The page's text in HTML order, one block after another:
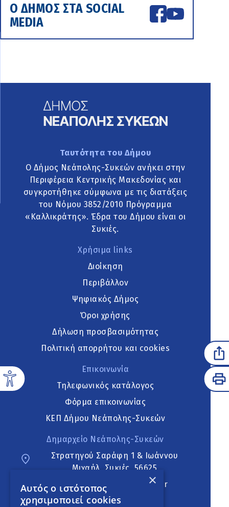
Ο ΔΗΜΟΣ ΣΤΑ SOCIAL
MEDIA
Ταυτότητα του Δήμου
Ο Δήμος Νεάπολης-Συκεών ανήκει στην
Περιφέρεια Κεντρικής Μακεδονίας και
συγκροτήθηκε σύμφωνα με τις διατάξεις
του Νόμου 3852/2010 Πρόγραμμα
«Καλλικράτης». Έδρα του Δήμου είναι οι
Συκιές.
Χρήσιμα links
Διοίκηση
Περιβάλλον
Ψηφιακός Δήμος
Όροι χρήσης
Δήλωση προσβασιμότητας
Πολιτική απορρήτου και cookies
Επικοινωνία
Τηλεφωνικός κατάλογος
Φόρμα επικοινωνίας
ΚΕΠ Δήμου Νεάπολης-Συκεών
Δημαρχείο Νεάπολης-Συκεών
Στρατηγού Σαράφη 1 & Ιωάννου
Μιχαήλ, Συκιές, 56625
neapoli.sykies@ddt.gov.gr
×
Αυτός ο ιστότοπος
χρησιμοποιεί cookies